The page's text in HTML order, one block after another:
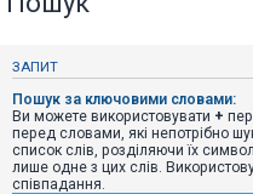
Р
с
р
а
ц
і
я
ЗАПИТ
Пошук за ключовими словами:
Ви можете використовувати +
перед словами, які непотрібно
список слів, розділяючи їх
лише одне з цих слів.
співпадання.